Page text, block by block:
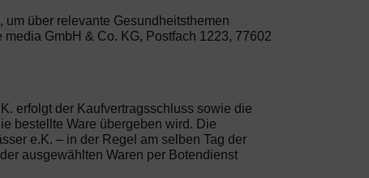
über relevante Gesundheitsthemen
GmbH & Co. KG, Postfach 1223, 77602
erfolgt der Kaufvertragsschluss sowie die
bestellte Ware übergeben wird. Die
e.K. – in der Regel am selben Tag der
ausgewählten Waren per Botendienst